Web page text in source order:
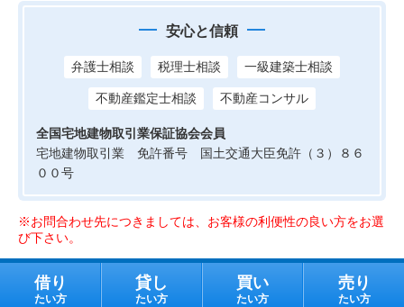
安心と信頼
弁護士相談 税理士相談 一級建築士相談
不動産鑑定士相談 不動産コンサル
全国宅地建物取引業保証協会会員
宅地建物取引業 免許番号 国土交通大臣免許（３）８６
００号
※お問合わせ先につきましては、お客様の利便性の良い方をお選
び下さい。
借り
たい方
貸し
たい方
買い
たい方
売り
たい方